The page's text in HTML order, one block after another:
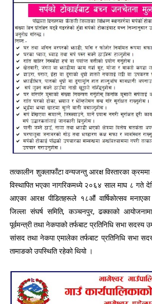
तत्कालीन शुक्लाफाँटा वन्यजन्तु आरक्ष विस्तारका
विस्थापित भएका नागरिकमध्ये २०६४ साल माघ ८ गते
आएका आरक्ष पीडितहरूले १८औं वार्षिकोत्सव
जिल्ला संघर्ष समिति, कञ्चनपुर, ढक्काको
पूर्वमन्त्री तथा नेकपाको तर्फबाट प्रतिनिधि सभा सदस्य
सांसद तथा नेकपा एमालेका तर्फबाट प्रतिनिधि सभा
तामाङको उपस्थिति रहेको थियो ।